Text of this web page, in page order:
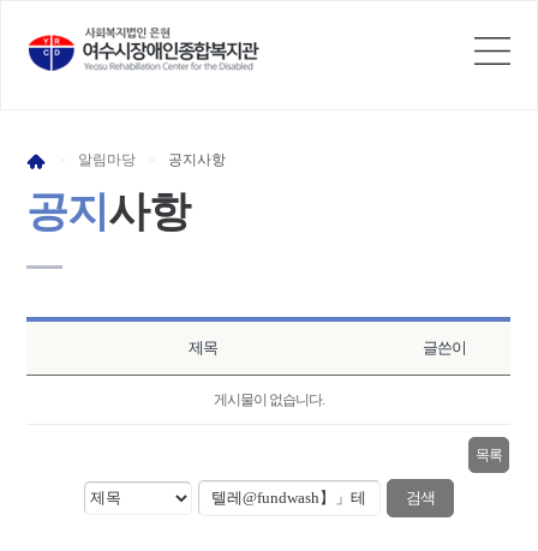
> 알림 마당 > 공지사항
공지 사항
제목 글쓴이
게시물이 없습니다.
목록
검색